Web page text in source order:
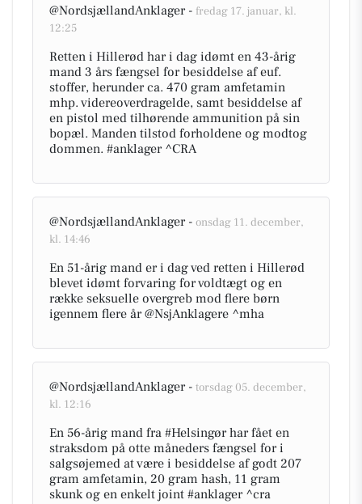
@NordsjællandAnklager - fredag 17. januar, kl.
12:25
Retten i Hillerød har i dag idømt en 43-årig
mand 3 års fængsel for besiddelse af euf.
stoffer, herunder ca. 470 gram amfetamin
mhp. videreoverdragelde, samt besiddelse af
en pistol med tilhørende ammunition på sin
bopæl. Manden tilstod forholdene og modtog
dommen. #anklager ^CRA
@NordsjællandAnklager - onsdag 11. december,
kl. 14:46
En 51-årig mand er i dag ved retten i Hillerød
blevet idømt forvaring for voldtægt og en
række seksuelle overgreb mod flere børn
igennem flere år @NsjAnklagere ^mha
@NordsjællandAnklager - torsdag 05. december,
kl. 12:16
En 56-årig mand fra #Helsingør har fået en
straksdom på otte måneders fængsel for i
salgsøjemed at være i besiddelse af godt 207
gram amfetamin, 20 gram hash, 11 gram
skunk og en enkelt joint #anklager ^cra